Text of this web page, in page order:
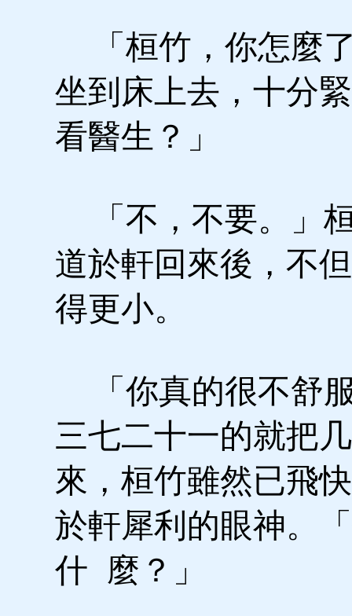
「桓竹，你怎麼
坐到床上去，十分
看醫生？」
「不，不要。」
道於軒回來後，不
得更小。
「你真的很不舒
三七二十一的就把
來，桓竹雖然已飛
於軒犀利的眼神。
什 麼？」